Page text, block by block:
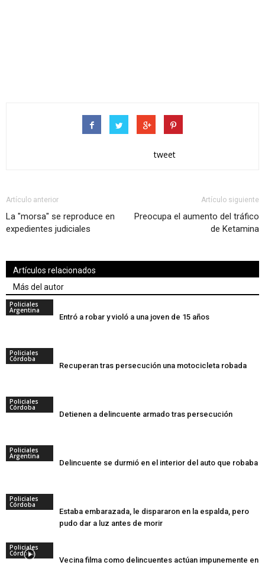
tweet
Artículo anterior
La "morsa" se reproduce en
expedientes judiciales
Artículo siguiente
Preocupa el aumento del tráfico
de Ketamina
Artículos relacionados
Más del autor
Policiales
Argentina
Entró a robar y violó a una joven de 15 años
Policiales
Córdoba
Recuperan tras persecución una motocicleta robada
Policiales
Córdoba
Detienen a delincuente armado tras persecución
Policiales
Argentina
Delincuente se durmió en el interior del auto que robaba
Policiales
Córdoba
Estaba embarazada, le dispararon en la espalda, pero
pudo dar a luz antes de morir
Policiales
Córdoba
Vecina filma como delincuentes actúan impunemente en